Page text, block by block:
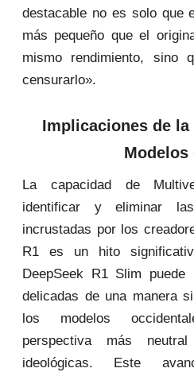
destacable no es solo que
más pequeño que el
mismo rendimiento, sino
censurarlo».
Implicaciones de la
Modelos
La capacidad de
identificar y eliminar
incrustadas por los
R1 es un hito
DeepSeek R1 Slim puede
delicadas de una manera
los modelos
perspectiva más
ideológicas. Este